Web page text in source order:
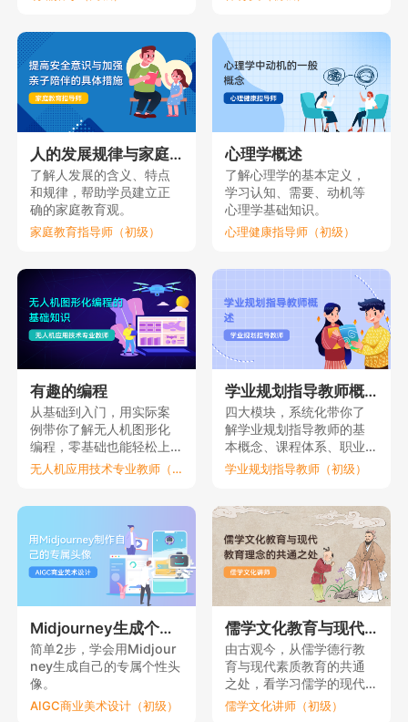
人的发展规律与家庭教育（上）
了解人发展的含义、特点
和规律，帮助学员建立正
确的家庭教育观。
家庭教育指导师（初级）
心理学概述
了解心理学的基本定义，
学习认知、需要、动机等
心理学基础知识。
心理健康指导师（初级）
有趣的编程
从基础到入门，用实际案
例带你了解无人机图形化
编程，零基础也能轻松上
手。
无人机应用技术专业教师（初级）
学业规划指导教师概述
四大模块，系统化带你了
解学业规划指导教师的基
本概念、课程体系、职业
要素和理论依据。
学业规划指导教师（初级）
Midjourney生成个性元宇宙头像
简单2步，学会用Midjour
ney生成自己的专属个性头
像。
AIGC商业美术设计（初级）
儒学文化教育与现代教育理念的共通之处
由古观今，从儒学德行教
育与现代素质教育的共通
之处，看学习儒学的现代
意义。
儒学文化讲师（初级）